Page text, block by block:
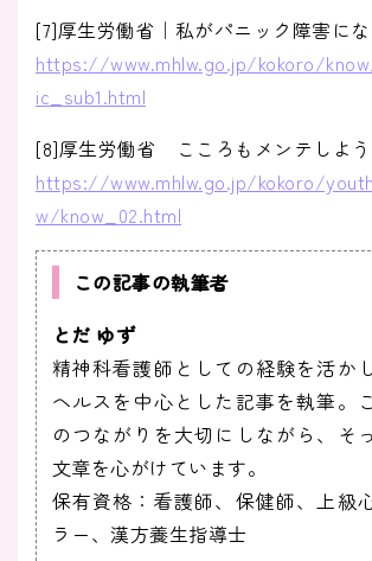
[7]厚生労働省｜私がパニック障害に
https://www.mhlw.go.jp/kokoro/
ic_sub1.html
[8]厚生労働省 こころもメンテしよ
https://www.mhlw.go.jp/kokoro/
w/know_02.html
この記事の執筆者
とだ ゆず
精神科看護師としての経験を活か
ヘルスを中心とした記事を執筆。
のつながりを大切にしながら、そ
文章を心がけています。
保有資格：看護師、保健師、上級
ラー、漢方養生指導士